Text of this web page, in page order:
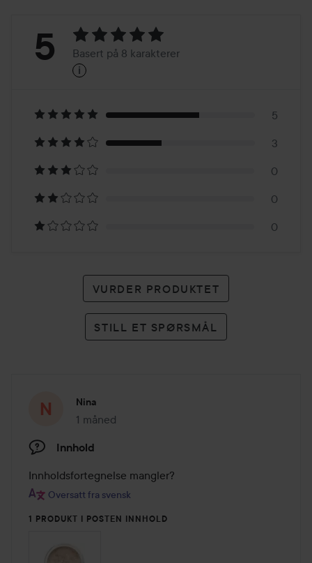
Vurdering:
Basert
på
8
karakterer
5 Basert på 8 karakterer
i
5
3
0
0
0
VURDER PRODUKTET
STILL ET SPØRSMÅL
Nina
1 måned
Innlegget ble opprettet 1 måned
Innhold
Innholdsfortegnelse mangler?
Oversatt fra svensk
1 PRODUKT I POSTEN INNHOLD